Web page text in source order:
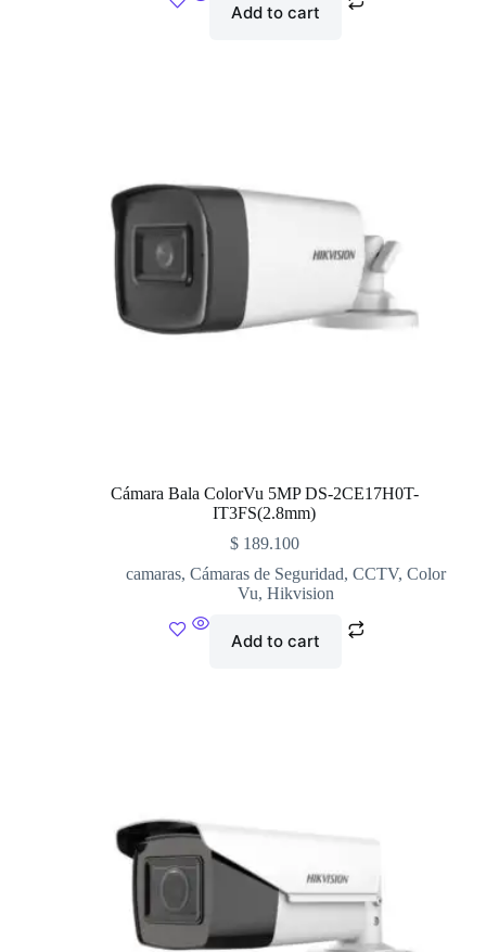
Add to cart
Cámara Bala ColorVu 5MP DS-2CE17H0T-
IT3FS(2.8mm)
$189.100
camaras,Cámaras de Seguridad,CCTV,Color
Vu,Hikvision
Add to cart